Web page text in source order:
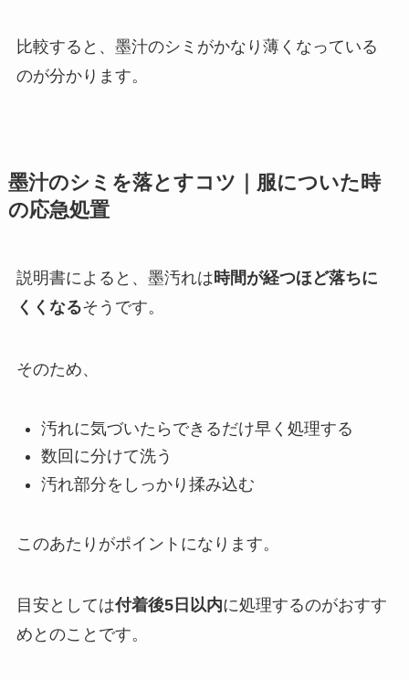
比較すると、墨汁のシミがかなり薄くなっている
のが分かります。
墨汁のシミを落とすコツ｜服についた時
の応急処置
説明書によると、墨汚れは時間が経つほど落ちに
くくなるそうです。
そのため、
汚れに気づいたらできるだけ早く処理する
数回に分けて洗う
汚れ部分をしっかり揉み込む
このあたりがポイントになります。
目安としては付着後5日以内に処理するのがおすす
めとのことです。